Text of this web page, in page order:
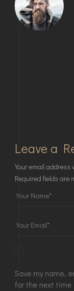
Leave a
Your email address
Required fields are
Save my name,
for the next